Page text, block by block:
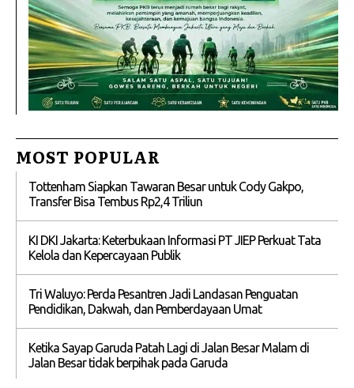
MOST POPULAR
Tottenham Siapkan Tawaran Besar untuk Cody Gakpo,
Transfer Bisa Tembus Rp2,4 Triliun
KI DKI Jakarta: Keterbukaan Informasi PT JIEP Perkuat Tata
Kelola dan Kepercayaan Publik
Tri Waluyo: Perda Pesantren Jadi Landasan Penguatan
Pendidikan, Dakwah, dan Pemberdayaan Umat
Ketika Sayap Garuda Patah Lagi di Jalan Besar Malam di
Jalan Besar tidak berpihak pada Garuda